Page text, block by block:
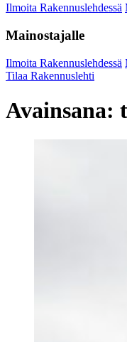
Ilmoita Rakennuslehdessä
Mainostajalle
Ilmoita Rakennuslehdessä
Tilaa Rakennuslehti
Avainsana: